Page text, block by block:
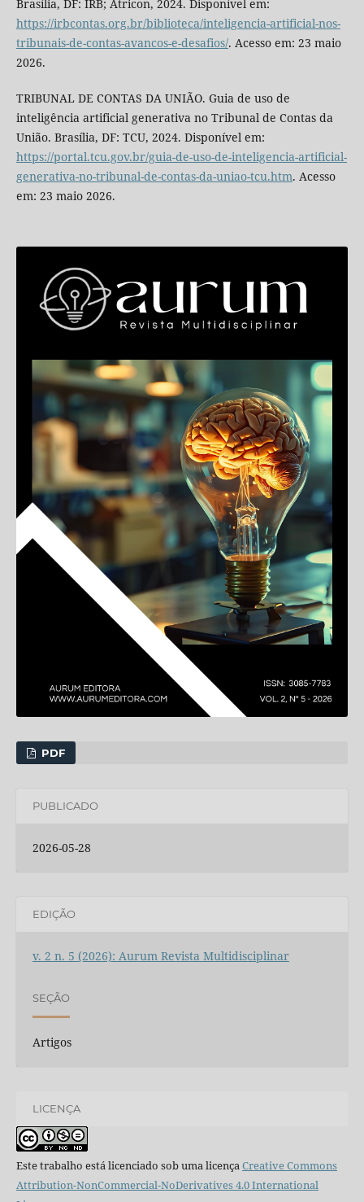
Brasília, DF: IRB; Atricon, 2024. Disponível em:
https://irbcontas.org.br/biblioteca/inteligencia-artificial-nos-
tribunais-de-contas-avancos-e-desafios/. Acesso em: 23 maio
2026.
TRIBUNAL DE CONTAS DA UNIÃO. Guia de uso de
inteligência artificial generativa no Tribunal de Contas da
União. Brasília, DF: TCU, 2024. Disponível em:
https://portal.tcu.gov.br/guia-de-uso-de-inteligencia-artificial-
generativa-no-tribunal-de-contas-da-uniao-tcu.htm. Acesso
em: 23 maio 2026.
PDF
PUBLICADO
2026-05-28
EDIÇÃO
v. 2 n. 5 (2026): Aurum Revista Multidisciplinar
SEÇÃO
Artigos
LICENÇA
Este trabalho está licenciado sob uma licençaCreative Commons
Attribution-NonCommercial-NoDerivatives 4.0 International